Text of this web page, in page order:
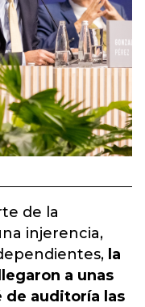
de la
injerencia,
la
a unas
de auditoría las